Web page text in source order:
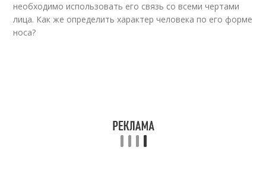
необходимо использовать его связь со всеми чертами
лица. Как же определить характер человека по его форме
носа?